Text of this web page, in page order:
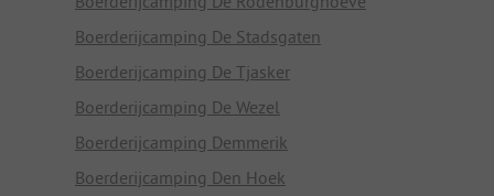
Boerderijcamping De Stadsgaten
Boerderijcamping De Tjasker
Boerderijcamping De Wezel
Boerderijcamping Demmerik
Boerderijcamping Den Hoek